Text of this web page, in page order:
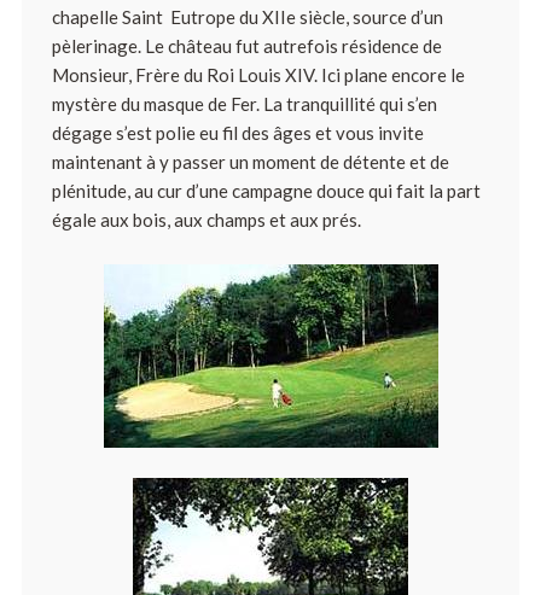
chapelle Saint  Eutrope du XIIe siècle, source d’un
pèlerinage. Le château fut autrefois résidence de
Monsieur, Frère du Roi Louis XIV. Ici plane encore le
mystère du masque de Fer. La tranquillité qui s’en
dégage s’est polie eu fil des âges et vous invite
maintenant à y passer un moment de détente et de
plénitude, au cur d’une campagne douce qui fait la part
égale aux bois, aux champs et aux prés.